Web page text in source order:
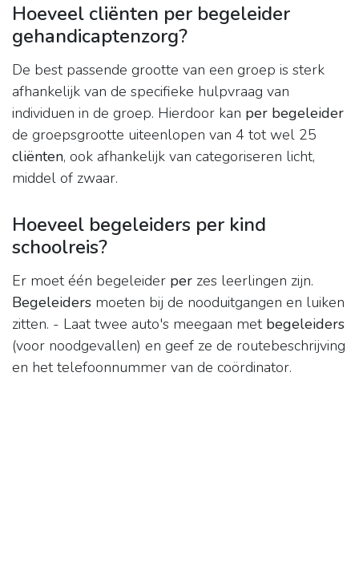
Hoeveel cliënten per begeleider
gehandicaptenzorg?
De best passende grootte van een groep is sterk
afhankelijk van de specifieke hulpvraag van
individuen in de groep. Hierdoor kan per begeleider
de groepsgrootte uiteenlopen van 4 tot wel 25
cliënten, ook afhankelijk van categoriseren licht,
middel of zwaar.
Hoeveel begeleiders per kind
schoolreis?
Er moet één begeleider per zes leerlingen zijn.
Begeleiders moeten bij de nooduitgangen en luiken
zitten. - Laat twee auto's meegaan met begeleiders
(voor noodgevallen) en geef ze de routebeschrijving
en het telefoonnummer van de coördinator.